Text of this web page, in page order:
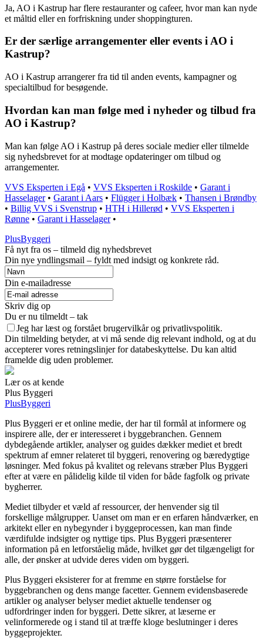
Ja, AO i Kastrup har flere restauranter og cafeer, hvor man kan nyde
et måltid eller en forfriskning under shoppingturen.
Er der særlige arrangementer eller events i AO i
Kastrup?
AO i Kastrup arrangerer fra tid til anden events, kampagner og
specialtilbud for besøgende.
Hvordan kan man følge med i nyheder og tilbud fra
AO i Kastrup?
Man kan følge AO i Kastrup på deres sociale medier eller tilmelde
sig nyhedsbrevet for at modtage opdateringer om tilbud og
arrangementer.
VVS Eksperten i Egå • VVS Eksperten i Roskilde • Garant i
Hasselager• Garant i Aars • Flügger i Holbæk • Thansen i Brøndby
• Billig VVS i Svenstrup • HTH i Hillerød • VVS Eksperten i
Rønne • Garant i Hasselager•
PlusByggeri
Få nyt fra os – tilmeld dig nyhedsbrevet
Din nye yndlingsmail – fyldt med indsigt og konkrete råd.
Din e-mailadresse
Skriv dig op
Du er nu tilmeldt – tak
Jeg har læst og forstået brugervilkår og privatlivspolitik.
Din tilmelding betyder, at vi må sende dig relevant indhold, og at du
accepterer vores retningslinjer for databeskyttelse. Du kan altid
framelde dig uden problemer.
Lær os at kende
Plus Byggeri
PlusByggeri
Plus Byggeri er et online medie, der har til formål at informere og
inspirere alle, der er interesseret i byggebranchen. Gennem
dybdegående artikler, analyser og guides dækker mediet et bredt
spektrum af emner relateret til byggeri, renovering og bæredygtige
løsninger. Med fokus på kvalitet og relevans stræber Plus Byggeri
efter at være en pålidelig kilde til viden for både fagfolk og private
bygherrer.
Mediet tilbyder et væld af ressourcer, der henvender sig til
forskellige målgrupper. Uanset om man er en erfaren håndværker, en
arkitekt eller en nybegynder i byggeprocessen, kan man finde
værdifulde indsigter og nyttige tips. Plus Byggeri præsenterer
information på en letforståelig måde, hvilket gør det tilgængeligt for
alle, der ønsker at udvide deres viden om byggeri.
Plus Byggeri eksisterer for at fremme en større forståelse for
byggebranchen og dens mange facetter. Gennem evidensbaserede
artikler og analyser belyser mediet aktuelle tendenser og
udfordringer inden for byggeri. Dette sikrer, at læserne er
velinformerede og i stand til at træffe kloge beslutninger i deres
byggeprojekter.